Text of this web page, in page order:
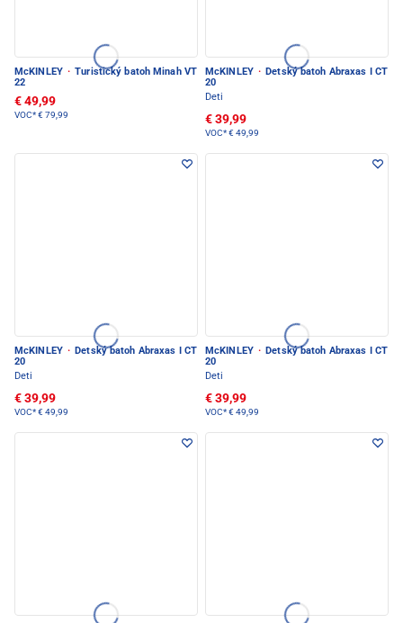
McKINLEY · Turistický batoh Minah VT
22
€ 49,99
VOC*€ 79,99
McKINLEY · Detský batoh Abraxas I CT
20
Deti
€ 39,99
VOC*€ 49,99
McKINLEY · Detský batoh Abraxas I CT
20
Deti
€ 39,99
VOC*€ 49,99
McKINLEY · Detský batoh Abraxas I CT
20
Deti
€ 39,99
VOC*€ 49,99